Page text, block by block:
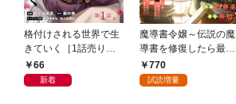
格付けされる世界で生
きていく［1話売り］
第1話
66
新着
魔導書令嬢～伝説の魔
導書を修復したら最強
の精霊が味方になりま
した（クールな王弟殿
770
試読増量